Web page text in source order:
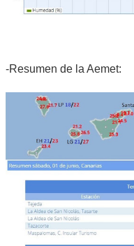
-Resumen de la Aemet: